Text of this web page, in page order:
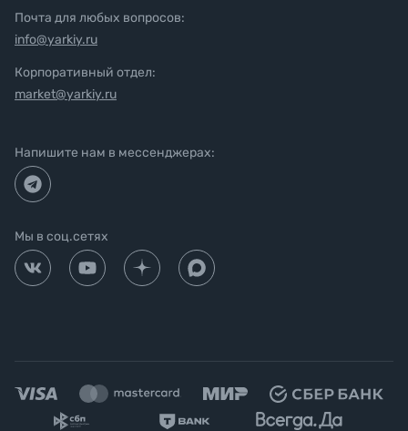
Почта для любых вопросов:
info@yarkiy.ru
Корпоративный отдел:
market@yarkiy.ru
Напишите нам в мессенджерах:
Мы в соц.сетях